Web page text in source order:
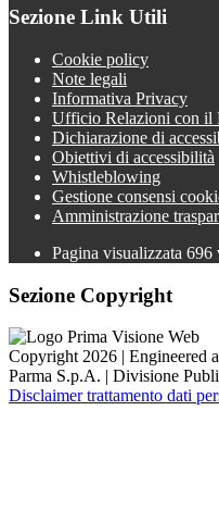
Sezione Link Utili
Cookie policy
Note legali
Informativa Privacy
Ufficio Relazioni con il
Dichiarazione di
Obiettivi di accessibilità
Whistleblowing
Gestione consensi
Amministrazione
Pagina visualizzata 696
Sezione Copyright
Copyright 2026 | Engineered
Parma S.p.A. | Divisione
Disclaimer trattamento dati